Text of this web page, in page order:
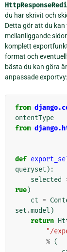
du har skrivit och
Detta gör att du
mellanliggande
komplett
format och
bästa du kan göra
anpassade exportvy:
from
ontentType
from
def
queryset ):
selected
rue)
ct =
set .model )
return
"/
% (